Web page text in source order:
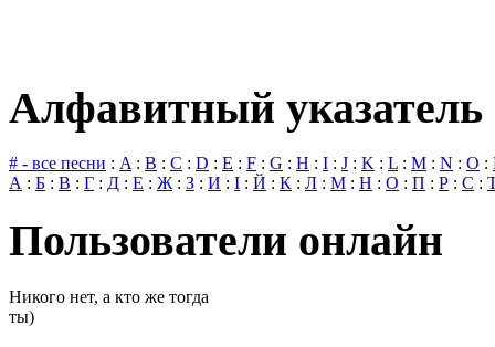
Алфавитный указатель
# - все песни : A: B : C : D : E : F : G : H : I : J : K : L : M : N : O :
А : Б : В : Г : Д : Е : Ж: З : И : І : Й : К : Л : М : Н : О : П : Р : С :
Пользователи онлайн
Никого нет, а кто же тогда
ты)